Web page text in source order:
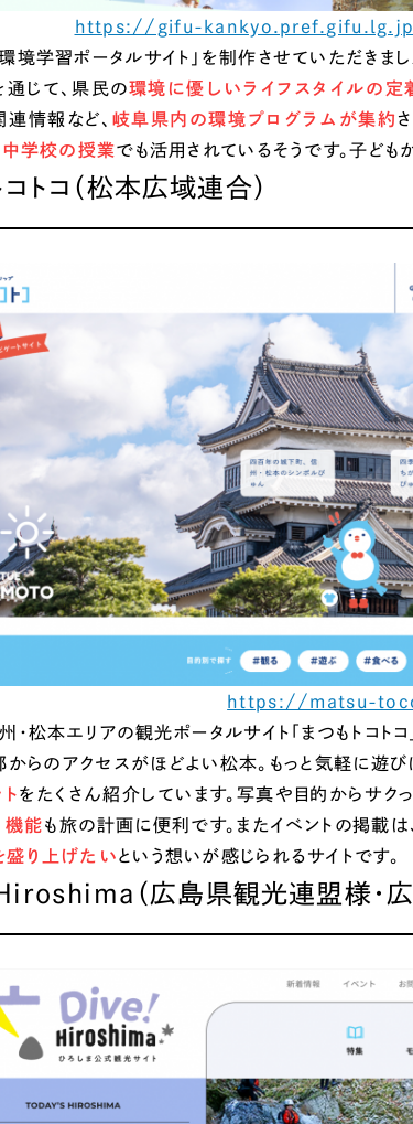
任
ザ
プライバシーポリシー 情報セキュリティ
クッキーポリシー サイトマップ
Works
国内外のデザインア
受賞・ノミネートも多
取引実績全国1,400以上。
コーボレートサイトやECサイトなど
制作実績を見てみる
https://gifu-
境学習ポータルサイト」を制作させていただきまし
じて、県民の環境に優しいライフスタイルの定
情報など、 岐阜県内の環境プログラムが集約
中学校の授業でも活用されているそうです。子ども
コトコ（松本広域連合）
https://matsu-
・松本エリアの観光ポータルサイト「まつもトコトコ」
らのアクセスがほどよい松本。もっと気軽に遊び
をたくさん紹介しています。写真や目的からサク
機能も旅の計画に便利です。またイベントの掲載
盛り上げたいという想いが感じられるサイトです。
（広島県観光連盟様・広